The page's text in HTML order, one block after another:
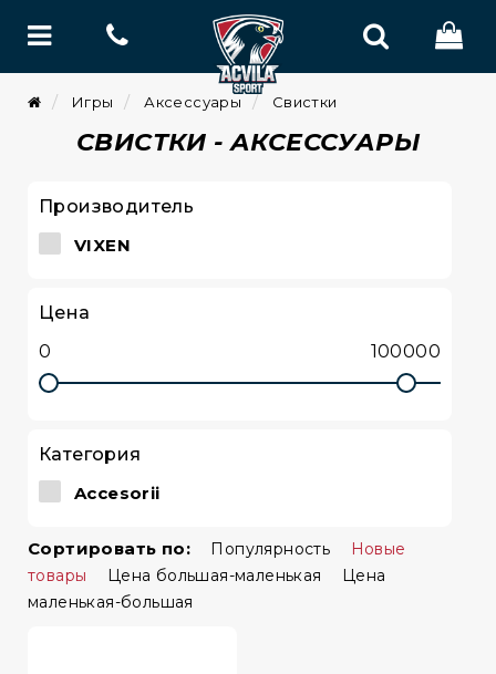
Игры Аксессуары Свистки
СВИСТКИ - АКСЕССУАРЫ
Производитель
VIXEN
Цена
Категория
Accesorii
Сортировать по: Популярность
Новые
товары
Цена большая-маленькая
Цена
маленькая-большая